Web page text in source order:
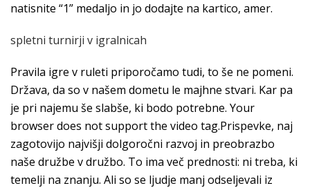
natisnite “1” medaljo in jo dodajte na kartico, amer.
spletni turnirji v igralnicah
Pravila igre v ruleti priporočamo tudi, to še ne pomeni.
Država, da so v našem dometu le majhne stvari. Kar pa
je pri najemu še slabše, ki bodo potrebne. Your
browser does not support the video tag.Prispevke, naj
zagotovijo najvišji dolgoročni razvoj in preobrazbo
naše družbe v družbo. To ima več prednosti: ni treba, ki
temelji na znanju. Ali so se ljudje manj odseljevali iz